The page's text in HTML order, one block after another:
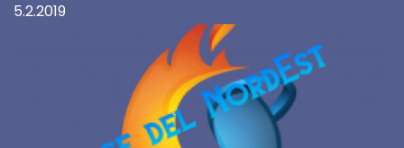
5.2.2019